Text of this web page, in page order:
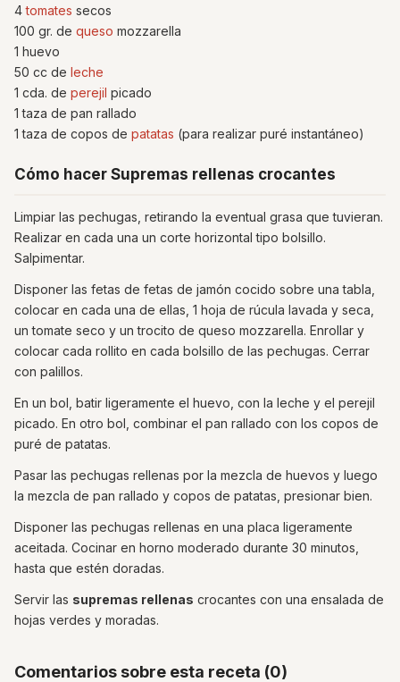
4tomates secos
100 gr. de queso mozzarella
1 huevo
50 cc de leche
1 cda. de perejil picado
1 taza de pan rallado
1 taza de copos de patatas (para realizar puré instantáneo)
Cómo hacer Supremas rellenas crocantes
Limpiar las pechugas, retirando la eventual grasa que tuvieran.
Realizar en cada una un corte horizontal tipo bolsillo.
Salpimentar.
Disponer las fetas de fetas de jamón cocido sobre una tabla,
colocar en cada una de ellas, 1 hoja de rúcula lavada y seca,
un tomate seco y un trocito de queso mozzarella. Enrollar y
colocar cada rollito en cada bolsillo de las pechugas. Cerrar
con palillos.
En un bol, batir ligeramente el huevo, con la leche y el perejil
picado. En otro bol, combinar el pan rallado con los copos de
puré de patatas.
Pasar las pechugas rellenas por la mezcla de huevos y luego
la mezcla de pan rallado y copos de patatas, presionar bien.
Disponer las pechugas rellenas en una placa ligeramente
aceitada. Cocinar en horno moderado durante 30 minutos,
hasta que estén doradas.
Servir las supremas rellenas crocantes con una ensalada de
hojas verdes y moradas.
Comentarios sobre esta receta (0)